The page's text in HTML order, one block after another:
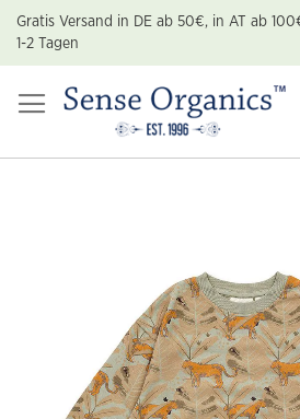
Zum
Inhalt
springen
Gratis Versand in DE ab 50€, in AT ab
1-2 Tagen